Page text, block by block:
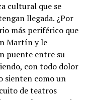
cultural que se
llegada. ¿Por
más periférico que
Martín y le
puente entre su
con todo dolor
sienten como un
de teatros